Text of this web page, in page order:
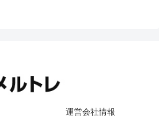
運営会社情報